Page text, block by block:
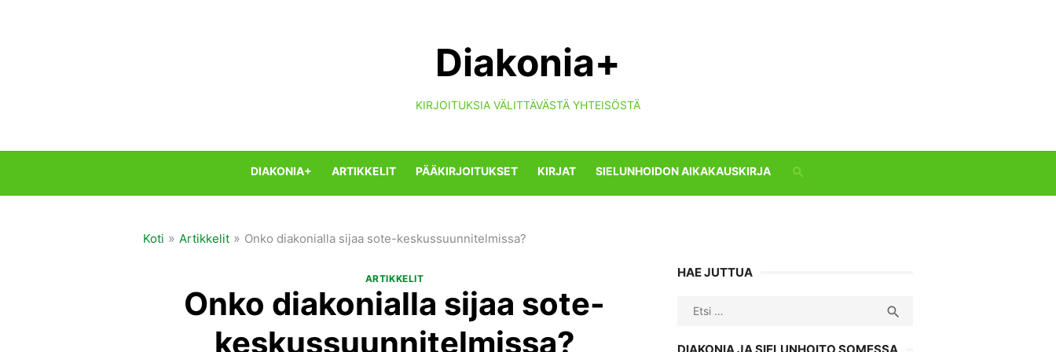
Diakonia+
KIRJOITUKSIA VÄLITTÄVÄSTÄ YHTEISÖSTÄ
DIAKONIA+ ARTIKKELIT PÄÄKIRJOITUKSET KIRJAT SIELUNHOIDON AIKAKAUSKIRJA
Koti » Artikkelit » Onko diakonialla sijaa sote-keskussuunnitelmissa?
ARTIKKELIT
Onko diakonialla sijaa sote-
keskussuunnitelmissa?
HAE JUTTUA
Search
